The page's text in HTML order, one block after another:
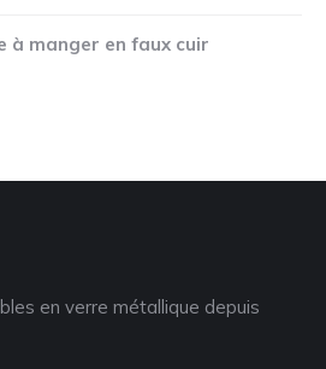
à manger en faux cuir
en verre métallique depuis